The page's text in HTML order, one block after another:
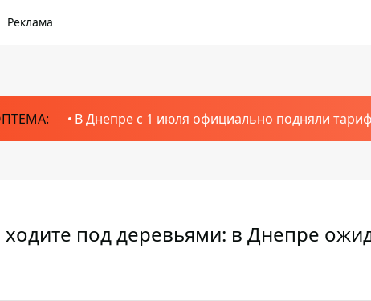
Реклама
В Днепре с 1 июля официально подняли
под деревьями: в Днепре